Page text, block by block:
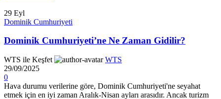
29 Eyl
Dominik Cumhuriyeti
Dominik Cumhuriyeti’ne Ne Zaman Gidilir?
WTS ile Keşfet
WTS
29/09/2025
0
Hava durumu verilerine göre, Dominik Cumhuriyeti'ne seyahat
etmek için en iyi zaman Aralık-Nisan ayları arasıdır. Ancak turizm